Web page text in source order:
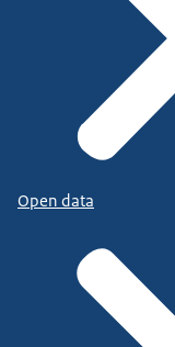
Open data